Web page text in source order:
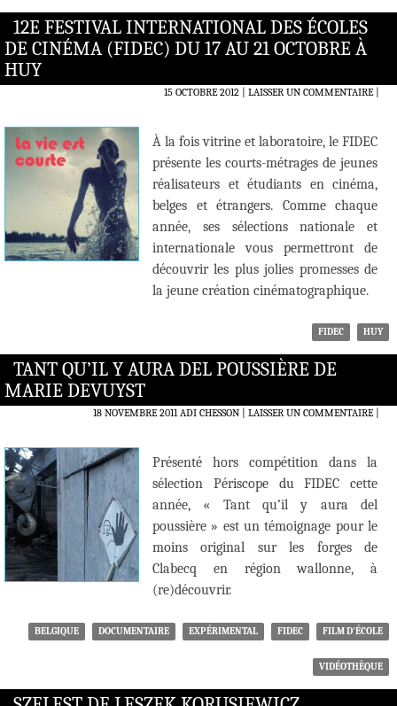
12E FESTIVAL INTERNATIONAL DES ÉCOLES
DE CINÉMA (FIDEC) DU 17 AU 21 OCTOBRE À
HUY
15 OCTOBRE 2012 LAISSER UN COMMENTAIRE|
À la fois vitrine et laboratoire, le FIDEC
présente les courts-métrages de jeunes
réalisateurs et étudiants en cinéma,
belges et étrangers. Comme chaque
année, ses sélections nationale et
internationale vous permettront de
découvrir les plus jolies promesses de
la jeune création cinématographique.
FIDEC HUY
TANT QU’IL Y AURA DEL POUSSIÈRE DE
MARIE DEVUYST
18 NOVEMBRE 2011 ADI CHESSON LAISSER UN COMMENTAIRE|
Présenté hors compétition dans la
sélection Périscope du FIDEC cette
année, « Tant qu’il y aura del
poussière » est un témoignage pour le
moins original sur les forges de
Clabecq en région wallonne, à
(re)découvrir.
BELGIQUE DOCUMENTAIRE EXPÉRIMENTAL FIDEC FILM D'ÉCOLE
VIDÉOTHÈQUE